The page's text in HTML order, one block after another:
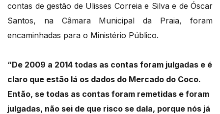
contas de gestão de Ulisses Correia e Silva e de Óscar
Santos, na Câmara Municipal da Praia,
foram
encaminhadas para o Ministério Público.
“De 2009 a 2014 todas as contas foram julgadas e é
claro que estão lá os dados do Mercado do Coco.
Então, se todas as contas foram remetidas e foram
julgadas, não sei de que risco se dala, porque nós já